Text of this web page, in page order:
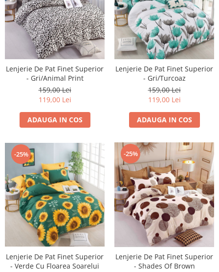
Lenjerie De Pat Finet Superior
- Gri/Animal Print
159,00 Lei
119,00 Lei
ADAUGA IN COS
Lenjerie De Pat Finet Superior
- Gri/Turcoaz
159,00 Lei
119,00 Lei
ADAUGA IN COS
-25%
Lenjerie De Pat Finet Superior
- Verde Cu Floarea Soarelui
-25%
Lenjerie De Pat Finet Superior
- Shades Of Brown